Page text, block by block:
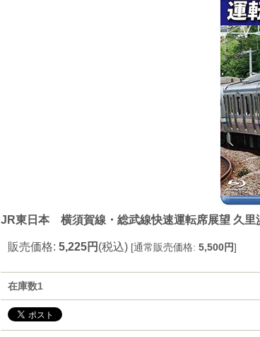
JR東日本 横須賀線・総武線快速運転席展望 久
販売価格: 5,225円 (税込) [通常販売価格: 5,500円]
在庫数1